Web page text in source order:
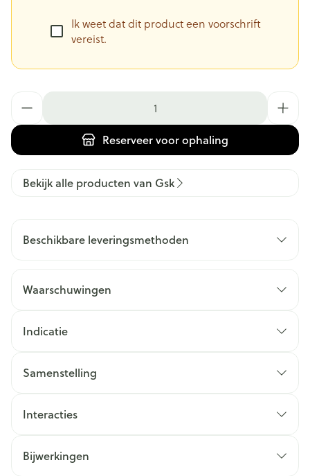
Ik weet dat dit product een voorschrift
vereist.
Reserveervoor ophaling
Bekijk alle producten van Gsk
Beschikbare leveringsmethoden
Waarschuwingen
Indicatie
Samenstelling
Interacties
Bijwerkingen